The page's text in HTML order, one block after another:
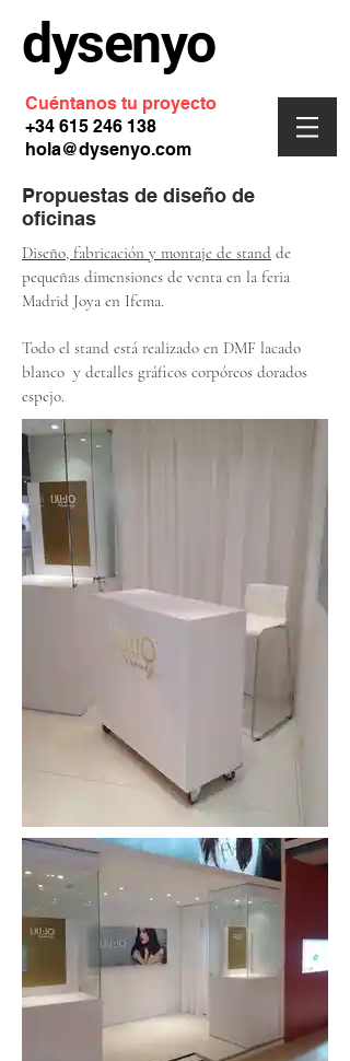
dysenyo
Cuéntanos tu proyecto
+34 615 246 138
hola@dysenyo.com
Propuestas de diseño de
oficinas
Diseño, fabricación y montaje de stand de
pequeñas dimensiones de venta en la feria
Madrid Joya en Ifema.
Todo el stand está realizado en DMF lacado
blanco y detalles gráficos corpóreos dorados
espejo.